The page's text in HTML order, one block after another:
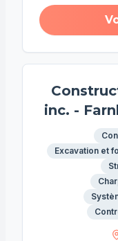
inc. -
Excavation et